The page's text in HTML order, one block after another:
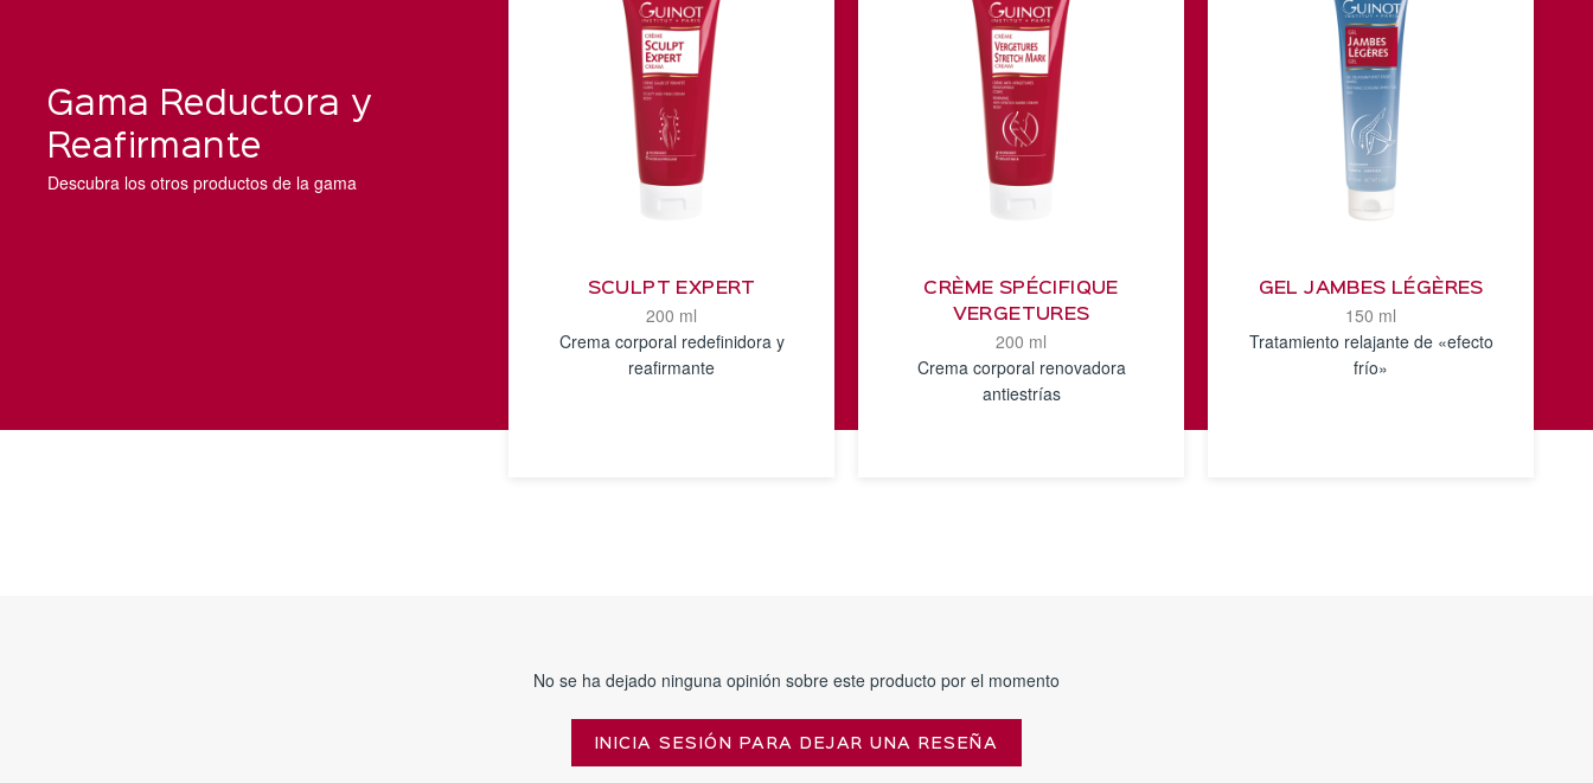
Gama Reductora y
Reafirmante
Descubra los otros productos de la gama
SCULPT EXPERT
200 ml
Crema corporal redefinidora y
reafirmante
CRÈME SPÉCIFIQUE
VERGETURES
200 ml
Crema corporal renovadora
antiestrías
GEL JAMBES LÉGÈRES
150 ml
Tratamiento relajante de «efecto
frío»
No se ha dejado ninguna opinión sobre este producto por el momento
INICIA SESIÓN PARA DEJAR UNA RESEÑA